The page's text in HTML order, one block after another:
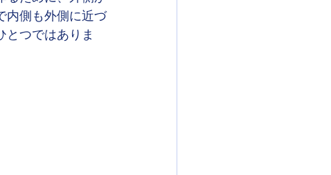
内側も外側に近づ
とつではありま